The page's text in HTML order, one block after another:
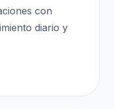
con
diario y